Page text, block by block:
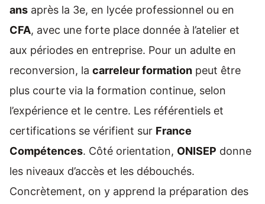
ans après la 3e, en lycée professionnel ou en
CFA, avec une forte place donnée à l’atelier et
aux périodes en entreprise. Pour un adulte en
reconversion, la carreleur formation peut être
plus courte via la formation continue, selon
l’expérience et le centre. Les référentiels et
certifications se vérifient sur France
Compétences. Côté orientation, ONISEP donne
les niveaux d’accès et les débouchés.
Concrètement, on y apprend la préparation des